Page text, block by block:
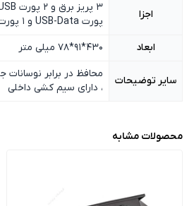
اجزا
پورت USB-Data و 1 پورت HDMI و 1 پورت تلفن
ابعاد
430*91*78 میلی متر
سایر توضیحات
محافظ در برابر نوسانات
، دارای سیم کشی داخلی
محصولات مشابه